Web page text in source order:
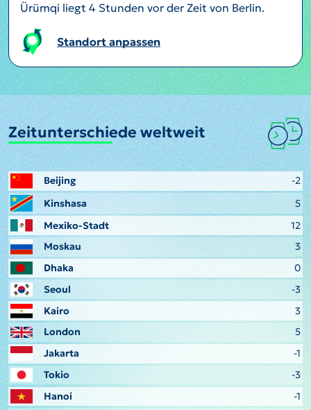
Ürümqi liegt 4 Stunden vor der Zeit von Berlin.
Standort anpassen
Zeitunterschiede weltweit
Beijing
-2
Kinshasa
5
Mexiko-Stadt
12
Moskau
3
Dhaka
0
Seoul
-3
Kairo
3
London
5
Jakarta
-1
Tokio
-3
Hanoi
-1